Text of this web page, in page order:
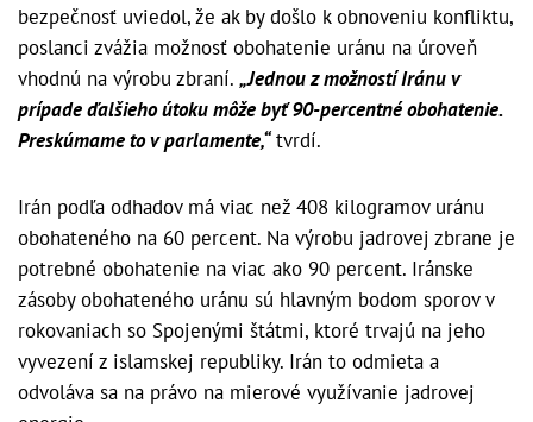
bezpečnosť uviedol, že ak by došlo k obnoveniu konfliktu,
poslanci zvážia možnosť obohatenie uránu na úroveň
vhodnú na výrobu zbraní. „Jednou z možností Iránu v
prípade ďalšieho útoku môže byť 90-percentné obohatenie.
Preskúmame to v parlamente,“tvrdí.
Irán podľa odhadov má viac než 408 kilogramov uránu
obohateného na 60 percent. Na výrobu jadrovej zbrane je
potrebné obohatenie na viac ako 90 percent. Iránske
zásoby obohateného uránu sú hlavným bodom sporov v
rokovaniach so Spojenými štátmi, ktoré trvajú na jeho
vyvezení z islamskej republiky. Irán to odmieta a
odvoláva sa na právo na mierové využívanie jadrovej